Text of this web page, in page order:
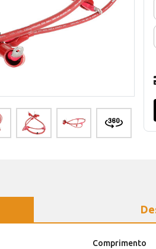
Comprimento